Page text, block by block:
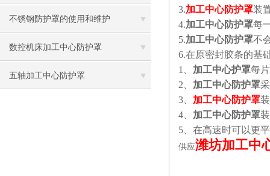
不锈钢防护罩的使用和维护
数控机床加工中心防护罩
五轴加工中心防护罩
3.加工中心防护罩装
4.加工中心防护罩每
5.加工中心防护罩不
6.在原密封胶条的基
1
加工中心护罩每
2
加工中心防护罩
3
加工中心防护罩
4
加工中心防护罩
5 、在高速时可以更
供应潍坊加工中